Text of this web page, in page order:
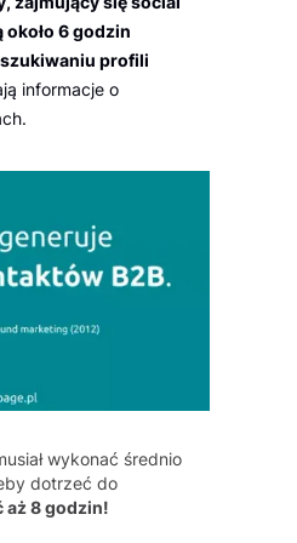
6 godzin
profili
informacje o
wykonać średnio
dotrzeć do
aż 8 godzin!